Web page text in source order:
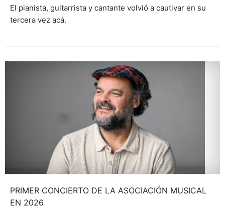
El pianista, guitarrista y cantante volvió a cautivar en su
tercera vez acá.
PRIMER CONCIERTO DE LA ASOCIACIÓN MUSICAL
EN 2026